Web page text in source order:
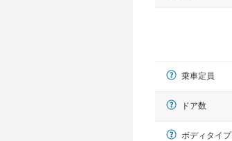
乗車定員
ドア数
ボディタイプ